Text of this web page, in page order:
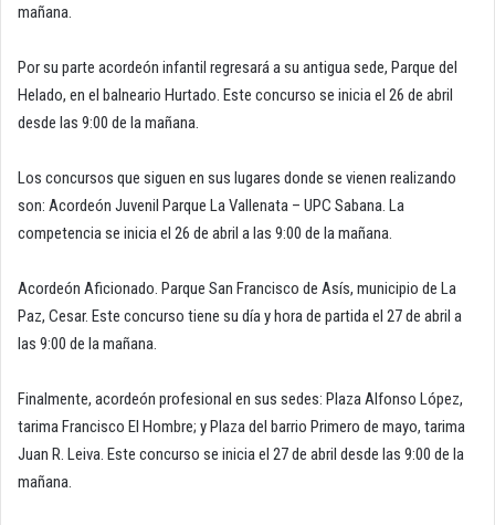
mañana.
Por su parte acordeón infantil regresará a su antigua sede, Parque del
Helado, en el balneario Hurtado. Este concurso se inicia el 26 de abril
desde las 9:00 de la mañana.
Los concursos que siguen en sus lugares donde se vienen realizando
son: Acordeón Juvenil Parque La Vallenata – UPC Sabana. La
competencia se inicia el 26 de abril a las 9:00 de la mañana.
Acordeón Aficionado. Parque San Francisco de Asís, municipio de La
Paz, Cesar. Este concurso tiene su día y hora de partida el 27 de abril a
las 9:00 de la mañana.
Finalmente, acordeón profesional en sus sedes: Plaza Alfonso López,
tarima Francisco El Hombre; y Plaza del barrio Primero de mayo, tarima
Juan R. Leiva. Este concurso se inicia el 27 de abril desde las 9:00 de la
mañana.